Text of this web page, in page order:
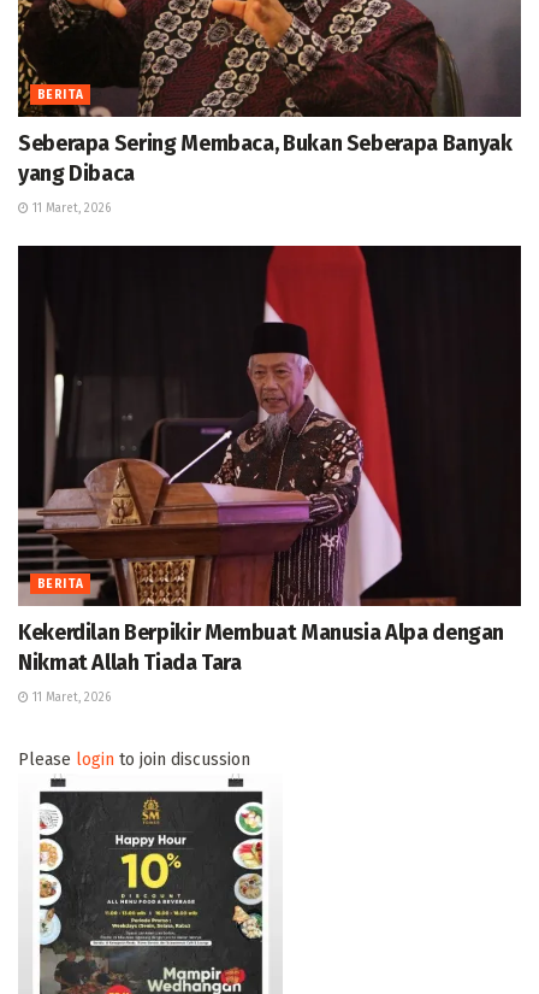
BERITA
Seberapa Sering Membaca, Bukan Seberapa Banyak
yang Dibaca
11 Maret, 2026
BERITA
Kekerdilan Berpikir Membuat Manusia Alpa dengan
Nikmat Allah Tiada Tara
11 Maret, 2026
Please login to join discussion